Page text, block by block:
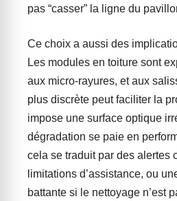
pas “casser” la ligne du
Ce choix a aussi des
Les modules en toiture sont
aux micro-rayures, et aux
plus discrète peut faciliter la
impose une surface optique
dégradation se paie en
cela se traduit par des alertes
limitations d’assistance, ou
battante si le nettoyage n’est